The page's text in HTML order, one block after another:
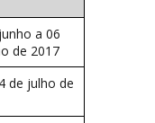
a 06
de 2017
de julho de